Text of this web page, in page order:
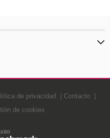
de privacidad
Contacto
de cookies